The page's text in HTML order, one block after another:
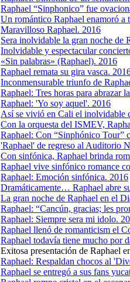
Raphael “Sinphonico” fue
Un romántico Raphael enamoró a
Maravilloso Raphael. 2016
Sera inolvidable la gran noche de
Inolvidable y espectacular
«Sin palabras» (Raphael). 2016
Raphael remata su gira vasca.
Inconmensurable triunfo de
Raphael: Tres horas para abrazar
Raphael: 'Yo soy aquel'. 2016
Así se vivió en Cali el inolvidable
Con la orquesta del ISMEV,
Raphael: Con “Sinphónico Tour”
'Raphael' de regreso al Auditorio
Con sinfónica, Raphael brinda
Raphael vive sinfónico romance
Raphael: Emoción sinfónica. 2016
Dramáticamente… Raphael abre
La gran noche de Raphael en el
Raphael: “Cancún, gracias; les
Raphael: Siempre sera mi idolo.
Raphael llenó de romanticism el
Raphael todavía tiene mucho por
Exitosa presentación de Raphael
Raphael: Respaldan chocos al
Raphael se entregó a sus fans